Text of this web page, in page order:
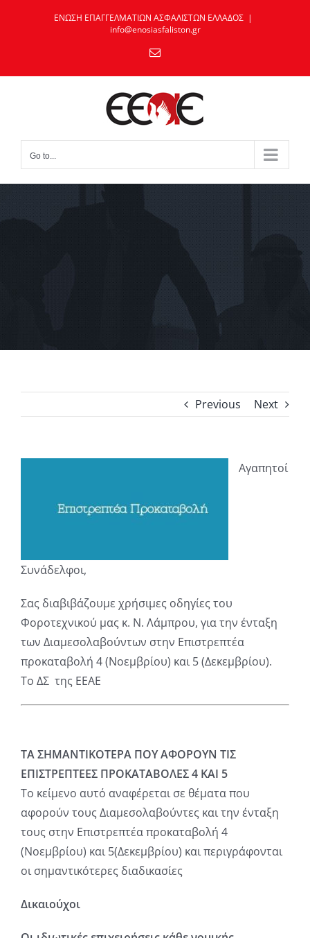
ΕΝΩΣΗ ΕΠΑΓΓΕΛΜΑΤΙΩΝ ΑΣΦΑΛΙΣΤΩΝ ΕΛΛΑΔΟΣ |
info@enosiasfaliston.gr
Email
Go to...
Previous Next
Αγαπητοί
Συνάδελφοι,
Σας διαβιβάζουμε χρήσιμες οδηγίες του
Φοροτεχνικού μας κ. Ν. Λάμπρου, για την ένταξη
των Διαμεσολαβούντων στην Επιστρεπτέα
προκαταβολή 4 (Νοεμβρίου) και 5 (Δεκεμβρίου).
Το ΔΣ της ΕΕΑΕ
ΤΑ ΣΗΜΑΝΤΙΚΟΤΕΡΑ ΠΟΥ ΑΦΟΡΟΥΝ ΤΙΣ
ΕΠΙΣΤΡΕΠΤΕΕΣ ΠΡΟΚΑΤΑΒΟΛΕΣ 4 ΚΑΙ 5
Το κείμενο αυτό αναφέρεται σε θέματα που
αφορούν τους Διαμεσολαβούντες και την ένταξη
τους στην Επιστρεπτέα προκαταβολή 4
(Νοεμβρίου) και 5(Δεκεμβρίου) και περιγράφονται
οι σημαντικότερες διαδικασίες
Δικαιούχοι